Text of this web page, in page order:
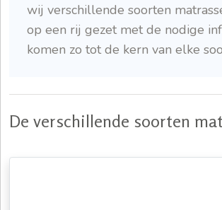
wij verschillende soorten
op een rij gezet met de nodige
komen zo tot de kern van elke
De verschillende soorten